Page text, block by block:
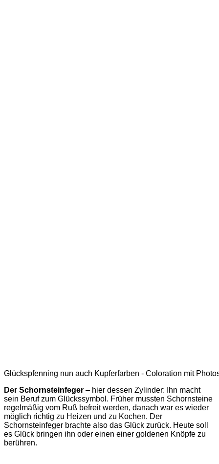
Glückspfenning nun auch Kupferfarben - Coloration mit
Der Schornsteinfeger – hier dessen Zylinder: Ihn macht
sein Beruf zum Glückssymbol. Früher mussten Schornsteine
regelmäßig vom Ruß befreit werden, danach war es wieder
möglich richtig zu Heizen und zu Kochen. Der
Schornsteinfeger brachte also das Glück zurück. Heute soll
es Glück bringen ihn oder einen einer goldenen Knöpfe zu
berühren.